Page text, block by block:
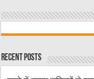
Recent Posts